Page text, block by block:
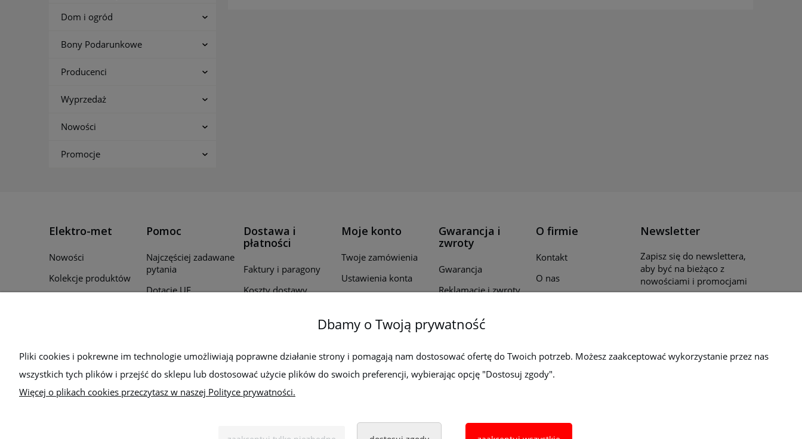
Dom i ogród
Bony Podarunkowe
Producenci
Wyprzedaż
Nowości
Promocje
Elektro-met
Nowości
Kolekcje produktów
Pomoc
Najczęściej zadawane
pytania
Dotacje UE
Bezpieczeństwo
Dostawa i
płatności
Faktury i paragony
Koszty dostawy
Moje konto
Twoje zamówienia
Ustawienia konta
Gwarancja i
zwroty
Gwarancja
Reklamacje i zwroty
O firmie
Kontakt
O nas
Newsletter
Zapisz się do newslettera,
aby być na bieżąco z
nowościami i promocjami
Dbamy o Twoją prywatność
Pliki cookies i pokrewne im technologie umożliwiają poprawne działanie strony i pomagają nam dostosować ofertę do Twoich potrzeb. Możesz zaakceptować wykorzystanie przez nas
wszystkich tych plików i przejść do sklepu lub dostosować użycie plików do swoich preferencji, wybierając opcję "Dostosuj zgody".
Więcej o plikach cookies przeczytasz w naszej Polityce prywatności.